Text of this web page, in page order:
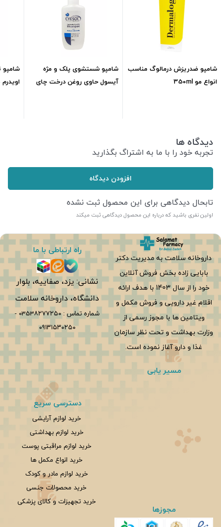
شامپو ضدریزش درمالوگ مناسب
انواع مو 350ml
شامپو شستشوی پلک و مژه
آیسول حاوی روغن درخت چای
شامپو
دیدگاه ها
تجربه خود را با ما به اشتراگ بگذارید
افزودن دیدگاه
تابحال دیدگاهی برای این محصول ثبت نشده
اولین نفری باشید که درباره این محصول دیدگاهی ثبت میکند
داروخانه سلامت به مدیریت دکتر
بابایی زاده بخش فروش آنلاین
خود را از سال 1403 با هدف ارائه
اقلام غیر دارویی و فروش مکمل و
ویتامین ها با مجوز رسمی از
وزارت بهداشت و تحت نظر سازمان
غذا و دارو آغاز نموده است.
راه ارتباطی با ما
نشانی: یزد، صفاییه، بلوار
دانشگاه، داروخانه سلامت
شماره تماس :0353۸۲۷۷۲۵۰ -
۰۹۱۳۱۵۳۰۲۵۰
مسیر یابی
مجوزها
دسترسی سریع
خرید لوازم آرایشی
خرید لوازم بهداشتی
خرید لوازم مراقبتی پوست
خرید انواع مکمل ها
خرید لوازم مادر و کودک
خرید محصولات جنسی
خرید تجهیزات و کالای پزشکی